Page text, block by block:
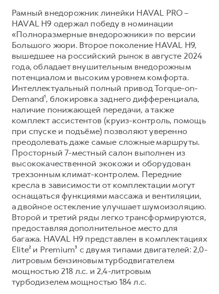
Рамный внедорожник линейки HAVAL PRO –
HAVAL H9 одержал победу в номинации
«Полноразмерные внедорожники» по версии
Большого жюри. Второе поколение HAVAL H9,
вышедшее на российский рынок в августе 2024
года, обладает внушительным внедорожным
потенциалом и высоким уровнем комфорта.
Интеллектуальный полный привод Torque-on-
Demand¹, блокировка заднего дифференциала,
наличие понижающей передачи, а также
комплект ассистентов (круиз-контроль, помощь
при спуске и подъёме) позволяют уверенно
преодолевать даже самые сложные маршруты.
Просторный 7-местный салон выполнен из
высококачественной экокожи и оборудован
трехзонным климат-контролем. Передние
кресла в зависимости от комплектации могут
оснащаться функциями массажа и вентиляции,
а двойное остекление улучшает шумоизоляцию.
Второй и третий ряды легко трансформируются,
предоставляя дополнительное место для
багажа. HAVAL H9 представлен в комплектациях
Elite² и Premium³ с двумя типами двигателей: 2,0-
литровым бензиновым турбодвигателем
мощностью 218 л.с. и 2,4-литровым
турбодизелем мощностью 184 л.с.